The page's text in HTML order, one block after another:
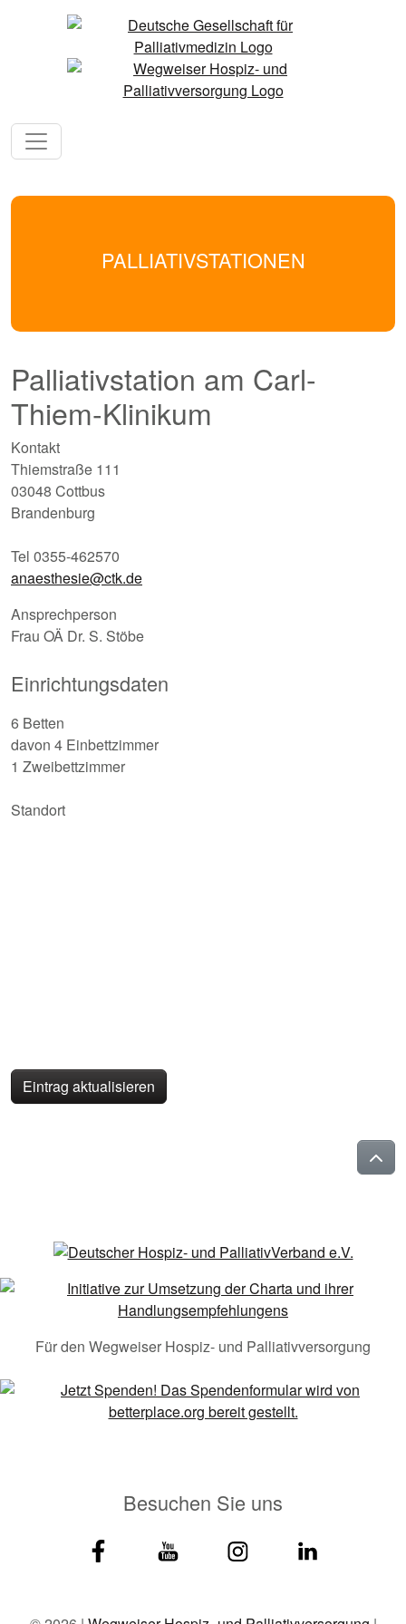
PALLIATIVSTATIONEN
Palliativstation am Carl-
Thiem-Klinikum
Kontakt
Thiemstraße 111
03048 Cottbus
Brandenburg
Tel 0355-462570
anaesthesie@ctk.de
Ansprechperson
Frau OÄ Dr. S. Stöbe
Einrichtungsdaten
6 Betten
davon 4 Einbettzimmer
1 Zweibettzimmer
Standort
Eintrag aktualisieren
Für den Wegweiser Hospiz- und Palliativversorgung
Besuchen Sie uns